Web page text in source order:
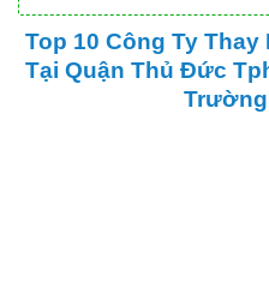
Top 10 Công Ty
Tại Quận Thủ Đức